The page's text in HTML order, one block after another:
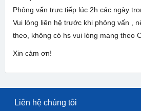
Phỏng vấn trực tiếp lúc 2h các ngày
Vui lòng liên hệ trước khi phỏng vấn ,
theo, không có hs vui lòng mang theo
Xin cảm ơn!
Liên hệ chúng tôi